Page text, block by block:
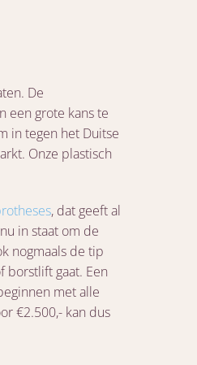
De
een grote kans te
in tegen het Duitse
Onze plastisch
, dat geeft al
in staat om de
nogmaals de tip
borstlift gaat. Een
met alle
€2.500,- kan dus